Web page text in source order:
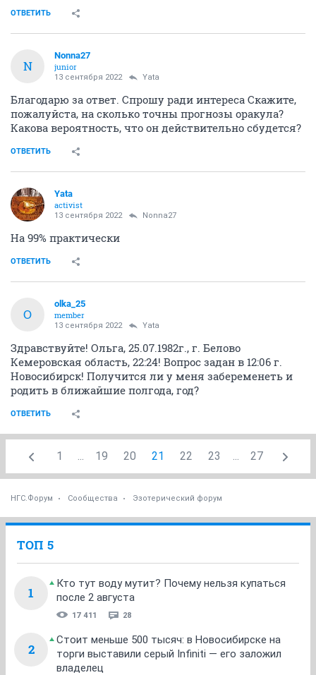
ОТВЕТИТЬ
N
Nonna27
junior
13 сентября 2022 Yata
Благодарю за ответ. Спрошу ради интереса Скажите,
пожалуйста, на сколько точны прогнозы оракула?
Какова вероятность, что он действительно сбудется?
ОТВЕТИТЬ
Yata
activist
13 сентября 2022 Nonna27
На 99% практически
ОТВЕТИТЬ
O
olka_25
member
13 сентября 2022 Yata
Здравствуйте! Ольга, 25.07.1982г., г. Белово
Кемеровская область, 22:24! Вопрос задан в 12:06 г.
Новосибирск! Получится ли у меня забеременеть и
родить в ближайшие полгода, год?
ОТВЕТИТЬ
1 ... 19 20 21 22 23 ... 27
НГС.Форум Сообщества Эзотерический форум
ТОП 5
1
Кто тут воду мутит? Почему нельзя купаться
после 2 августа
17 411 28
2
Стоит меньше 500 тысяч: в Новосибирске на
торги выставили серый Infiniti — его заложил
владелец